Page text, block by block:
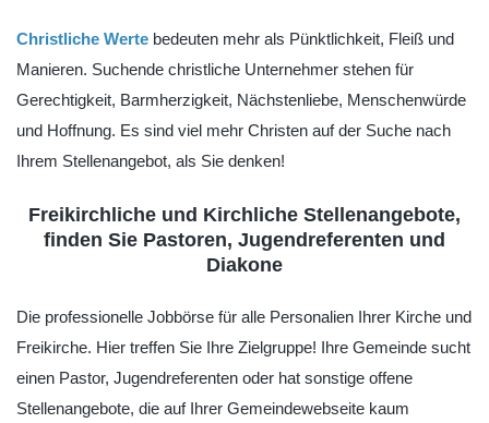
Christliche Werte bedeuten mehr als Pünktlichkeit, Fleiß und
Manieren. Suchende christliche Unternehmer stehen für
Gerechtigkeit, Barmherzigkeit, Nächstenliebe, Menschenwürde
und Hoffnung. Es sind viel mehr Christen auf der Suche nach
Ihrem Stellenangebot, als Sie denken!
Freikirchliche und Kirchliche Stellenangebote,
finden Sie Pastoren, Jugendreferenten und
Diakone
Die professionelle Jobbörse für alle Personalien Ihrer Kirche und
Freikirche. Hier treffen Sie Ihre Zielgruppe! Ihre Gemeinde sucht
einen Pastor, Jugendreferenten oder hat sonstige offene
Stellenangebote, die auf Ihrer Gemeindewebseite kaum